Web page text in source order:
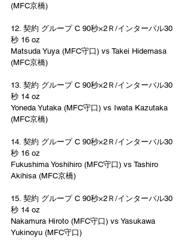
(MFC京橋)
12. 契約 グループ C 90秒×2Ｒ/インターバル30
秒 16 oz
Matsuda Yuya (MFC守口) vs Takei Hidemasa
(MFC京橋)
13. 契約 グループ C 90秒×2Ｒ/インターバル30
秒 14 oz
Yoneda Yutaka (MFC守口) vs Iwata Kazutaka
(MFC京橋)
14. 契約 グループ C 90秒×2Ｒ/インターバル30
秒 16 oz
Fukushima Yoshihiro (MFC守口) vs Tashiro
Akihisa (MFC京橋)
15. 契約 グループ C 90秒×2Ｒ/インターバル30
秒 14 oz
Nakamura Hiroto (MFC守口) vs Yasukawa
Yukinoyu (MFC守口)